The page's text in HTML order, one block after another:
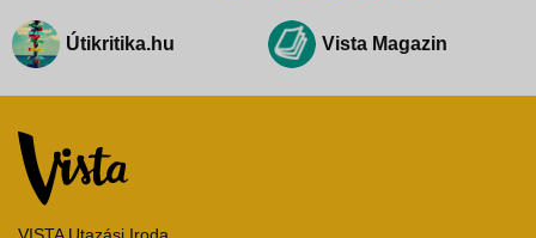
Útikritika.hu Vista Magazin